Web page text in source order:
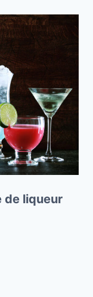
de liqueur